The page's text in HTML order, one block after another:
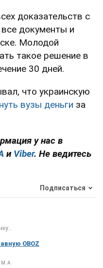
доказательств с
все документы и
Молодой
такое решение в
30 дней.
что украинскую
вузы деньги за
у нас в
и Viber. Не ведитесь
Подписаться
OBOZ